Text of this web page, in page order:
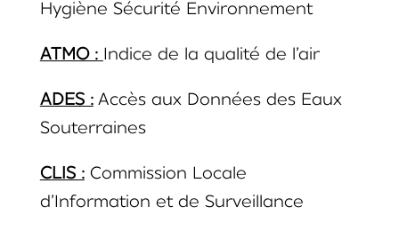
Hygiène Sécurité Environnement
ATMO : Indice de la qualité de l’air
ADES :Accès aux Données des Eaux
Souterraines
CLIS :Commission Locale
d’Information et de Surveillance